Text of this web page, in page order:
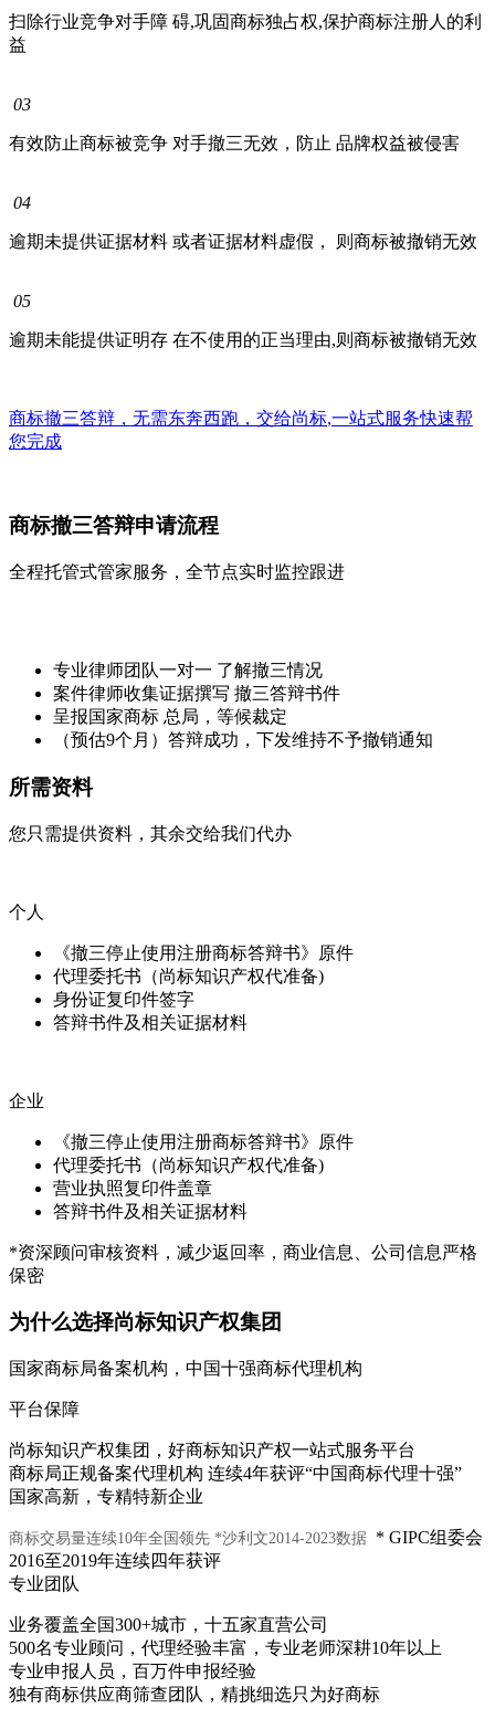
扫除行业竞争对手障 碍,巩固商标独占权,保护商标注册人的利
益
03
有效防止商标被竞争 对手撤三无效，防止 品牌权益被侵害
04
逾期未提供证据材料 或者证据材料虚假， 则商标被撤销无效
05
逾期未能提供证明存 在不使用的正当理由,则商标被撤销无效
商标撤三答辩，无需东奔西跑，交给尚标,一站式服务快速帮
您完成
商标撤三答辩申请流程
全程托管式管家服务，全节点实时监控跟进
专业律师团队一对一 了解撤三情况
案件律师收集证据撰写 撤三答辩书件
呈报国家商标 总局，等候裁定
（预估9个月）答辩成功，下发维持不予撤销通知
所需资料
您只需提供资料，其余交给我们代办
个人
《撤三停止使用注册商标答辩书》原件
代理委托书（尚标知识产权代准备)
身份证复印件签字
答辩书件及相关证据材料
企业
《撤三停止使用注册商标答辩书》原件
代理委托书（尚标知识产权代准备)
营业执照复印件盖章
答辩书件及相关证据材料
*资深顾问审核资料，减少返回率，商业信息、公司信息严格
保密
为什么选择尚标知识产权集团
国家商标局备案机构，中国十强商标代理机构
平台保障
尚标知识产权集团，好商标知识产权一站式服务平台
商标局正规备案代理机构 连续4年获评“中国商标代理十强”
国家高新，专精特新企业
商标交易量连续10年全国领先 *沙利文2014-2023数据 * GIPC组委会
2016至2019年连续四年获评
专业团队
业务覆盖全国300+城市，十五家直营公司
500名专业顾问，代理经验丰富，专业老师深耕10年以上
专业申报人员，百万件申报经验
独有商标供应商筛查团队，精挑细选只为好商标